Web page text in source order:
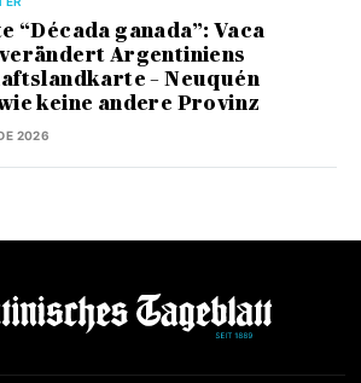
“Década ganada”: Vaca
Argentiniens
– Neuquén
keine andere Provinz
2026